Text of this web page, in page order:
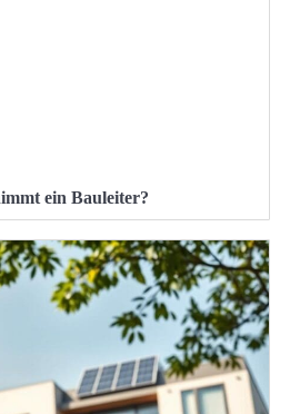
ein Bauleiter?